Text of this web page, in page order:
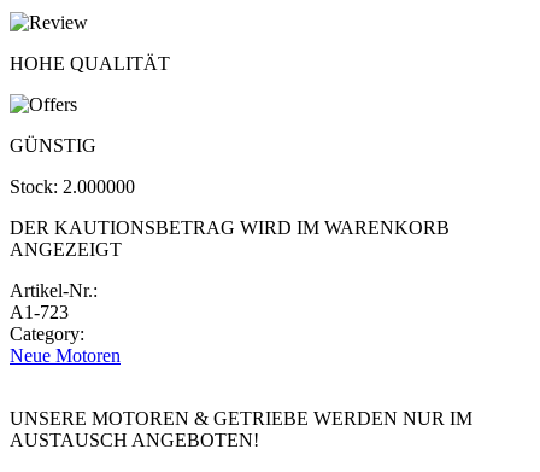
HOHE QUALITÄT
GÜNSTIG
Stock: 2.000000
DER KAUTIONSBETRAG WIRD IM WARENKORB
ANGEZEIGT
Artikel-Nr.:
A1-723
Category:
Neue Motoren
UNSERE MOTOREN & GETRIEBE WERDEN NUR IM
AUSTAUSCH ANGEBOTEN!